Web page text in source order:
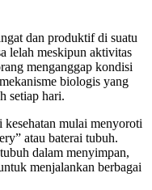
dan produktif di suatu
lelah meskipun aktivitas
menganggap kondisi
biologis yang
setiap hari.
kesehatan mulai menyoroti
atau baterai tubuh.
dalam menyimpan,
menjalankan berbagai